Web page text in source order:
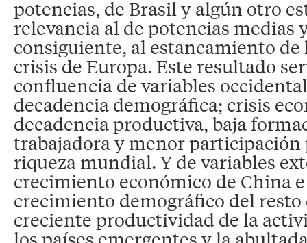
potencias, de Brasil y algún otro
relevancia al de potencias medias
consiguiente, al estancamiento de
crisis de Europa. Este resultado
confluencia de variables
decadencia demográfica; crisis
decadencia productiva, baja
trabajadora y menor participación
riqueza mundial. Y de variables
crecimiento económico de China
crecimiento demográfico del
creciente productividad de la
los países emergentes y la